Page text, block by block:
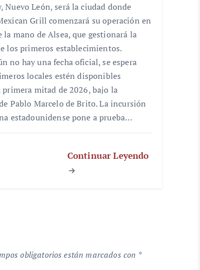
Nuevo León, será la ciudad donde
Grill comenzará su operación en
la mano de Alsea, que gestionará la
los primeros establecimientos.
no hay una fecha oficial, se espera
locales estén disponibles
mitad de 2026, bajo la
Pablo Marcelo de Brito. La incursión
estadounidense pone a prueba…
Continuar Leyendo
obligatorios están marcados con *